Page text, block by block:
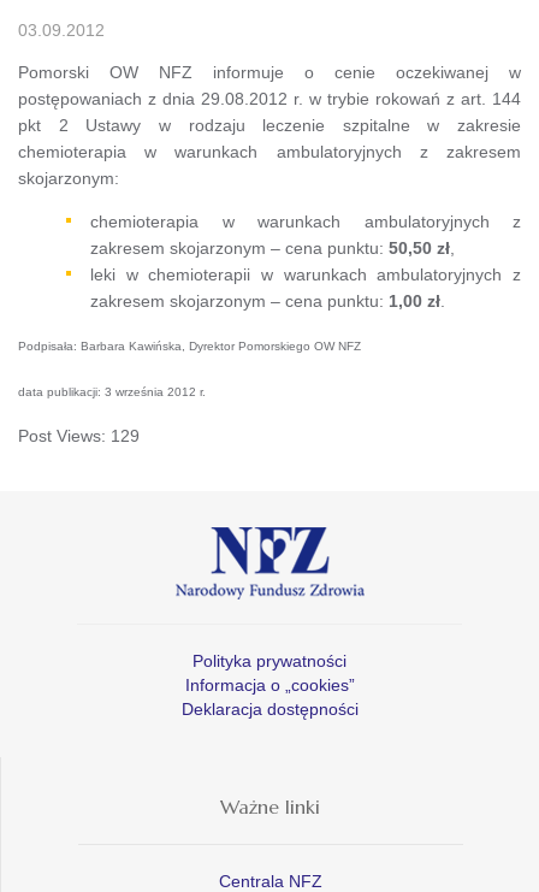
03.09.2012
Pomorski OW NFZ informuje o cenie oczekiwanej w
postępowaniach z dnia 29.08.2012 r. w trybie rokowań z art. 144
pkt 2 Ustawy w rodzaju leczenie szpitalne w zakresie
chemioterapia w warunkach ambulatoryjnych z zakresem
skojarzonym:
chemioterapia w warunkach ambulatoryjnych z
zakresem skojarzonym – cena punktu: 50,50 zł
leki w chemioterapii w warunkach ambulatoryjnych z
zakresem skojarzonym – cena punktu: 1,00 zł
Podpisała: Barbara Kawińska, Dyrektor Pomorskiego OW NFZ
data publikacji: 3 września 2012 r.
Post Views: 129
Polityka prywatności
Informacja o „cookies”
Deklaracja dostępności
Ważne linki
Centrala NFZ